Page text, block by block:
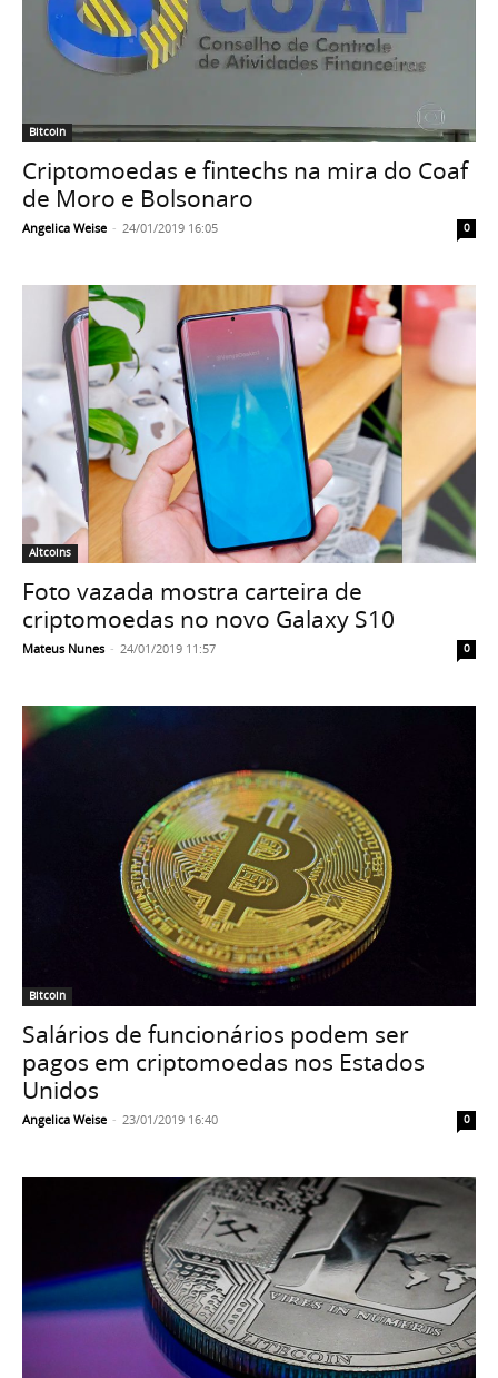
Bitcoin
Criptomoedas e fintechs na mira do Coaf
de Moro e Bolsonaro
Angelica Weise - 24/01/2019 16:05 0
Altcoins
Foto vazada mostra carteira de
criptomoedas no novo Galaxy S10
Mateus Nunes - 24/01/2019 11:57 0
Bitcoin
Salários de funcionários podem ser
pagos em criptomoedas nos Estados
Unidos
Angelica Weise - 23/01/2019 16:40 0